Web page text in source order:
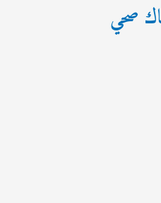
صحي